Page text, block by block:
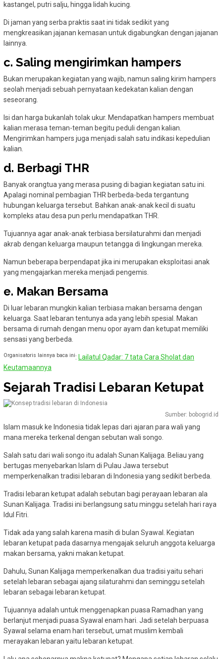
kastangel, putri salju, hingga lidah kucing.
Di jaman yang serba praktis saat ini tidak sedikit yang
mengkreasikan jajanan kemasan untuk digabungkan dengan jajanan
lainnya.
c. Saling mengirimkan hampers
Bukan merupakan kegiatan yang wajib, namun saling kirim hampers
seolah menjadi sebuah pernyataan kedekatan kalian dengan
seseorang.
Isi dan harga bukanlah tolak ukur. Mendapatkan hampers membuat
kalian merasa teman-teman begitu peduli dengan kalian.
Mengirimkan hampers juga menjadi salah satu indikasi kepedulian
kalian.
d. Berbagi THR
Banyak orangtua yang merasa pusing di bagian kegiatan satu ini.
Apalagi nominal pembagian THR berbeda-beda tergantung
hubungan keluarga tersebut. Bahkan anak-anak kecil di suatu
kompleks atau desa pun perlu mendapatkan THR.
Tujuannya agar anak-anak terbiasa bersilaturahmi dan menjadi
akrab dengan keluarga maupun tetangga di lingkungan mereka.
Namun beberapa berpendapat jika ini merupakan eksploitasi anak
yang mengajarkan mereka menjadi pengemis.
e. Makan Bersama
Di luar lebaran mungkin kalian terbiasa makan bersama dengan
keluarga. Saat lebaran tentunya ada yang lebih spesial. Makan
bersama di rumah dengan menu opor ayam dan ketupat memiliki
sensasi yang berbeda.
Organisatoris lainnya baca ini: Lailatul Qadar: 7 tata Cara Sholat dan
Keutamaannya
Sejarah Tradisi Lebaran Ketupat
Sumber: bobogrid.id
Islam masuk ke Indonesia tidak lepas dari ajaran para wali yang
mana mereka terkenal dengan sebutan wali songo.
Salah satu dari wali songo itu adalah Sunan Kalijaga. Beliau yang
bertugas menyebarkan Islam di Pulau Jawa tersebut
memperkenalkan tradisi lebaran di Indonesia yang sedikit berbeda.
Tradisi lebaran ketupat adalah sebutan bagi perayaan lebaran ala
Sunan Kalijaga. Tradisi ini berlangsung satu minggu setelah hari raya
Idul Fitri.
Tidak ada yang salah karena masih di bulan Syawal. Kegiatan
lebaran ketupat pada dasarnya mengajak seluruh anggota keluarga
makan bersama, yakni makan ketupat.
Dahulu, Sunan Kalijaga memperkenalkan dua tradisi yaitu sehari
setelah lebaran sebagai ajang silaturahmi dan seminggu setelah
lebaran sebagai lebaran ketupat.
Tujuannya adalah untuk menggenapkan puasa Ramadhan yang
berlanjut menjadi puasa Syawal enam hari. Jadi setelah berpuasa
Syawal selama enam hari tersebut, umat muslim kembali
merayakan lebaran yaitu lebaran ketupat.